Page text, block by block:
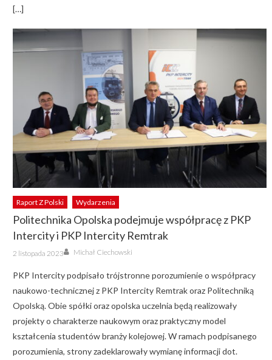
[…]
Raport Z Polski Wydarzenia
Politechnika Opolska podejmuje współpracę z PKP
Intercity i PKP Intercity Remtrak
Posted
on
2 listopada 2023 Author
Michał Ciechowski
PKP Intercity podpisało trójstronne porozumienie o współpracy
naukowo-technicznej z PKP Intercity Remtrak oraz Politechniką
Opolską. Obie spółki oraz opolska uczelnia będą realizowały
projekty o charakterze naukowym oraz praktyczny model
kształcenia studentów branży kolejowej. W ramach podpisanego
porozumienia, strony zadeklarowały wymianę informacji dot.